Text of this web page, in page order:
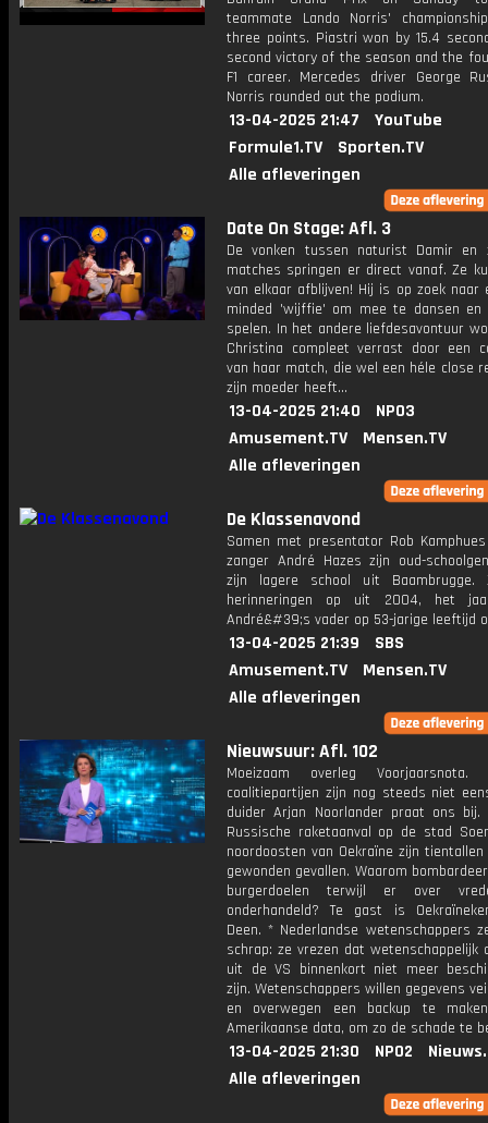
teammate Lando Norris'
three points. Piastri won by 15.4
second victory of the season and the
F1 career. Mercedes driver George
Norris rounded out the podium.
13-04-2025 21:47
YouTube
Formule1.TV
Sporten.TV
Alle afleveringen
Date On Stage: Afl. 3
De vonken tussen naturist Damir en
matches springen er direct vanaf. Ze
van elkaar afblijven! Hij is op zoek naar
minded 'wijffie' om mee te dansen
spelen. In het andere liefdesavontuur
Christina compleet verrast door een
van haar match, die wel een héle close
zijn moeder heeft...
13-04-2025 21:40
NPO3
Amusement.TV
Mensen.TV
Alle afleveringen
De Klassenavond
Samen met presentator Rob
zanger André Hazes zijn oud-
zijn lagere school uit Baambrugge.
herinneringen op uit 2004, het
André&#39;s vader op 53-jarige leeftijd
13-04-2025 21:39
SBS
Amusement.TV
Mensen.TV
Alle afleveringen
Nieuwsuur: Afl. 102
Moeizaam overleg
coalitiepartijen zijn nog steeds niet
duider Arjan Noorlander praat ons
Russische raketaanval op de stad
noordoosten van Oekraïne zijn
gewonden gevallen. Waarom
burgerdoelen terwijl er over
onderhandeld? Te gast is
Deen. * Nederlandse wetenschappers
schrap: ze vrezen dat wetenschappelijk
uit de VS binnenkort niet meer
zijn. Wetenschappers willen gegevens
en overwegen een backup te
Amerikaanse data, om zo de schade te
13-04-2025 21:30 NPO2
Alle afleveringen